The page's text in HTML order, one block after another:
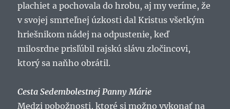
plachiet a pochovala do hrobu, aj my veríme, že
v svojej smrteľnej úzkosti dal Kristus všetkým
hriešnikom nádej na odpustenie, keď
milosrdne prisľúbil rajskú slávu zločincovi,
ktorý sa naňho obrátil.
Cesta Sedembolestnej Panny Márie
Medzi pobožnosti, ktoré si možno vykonať na